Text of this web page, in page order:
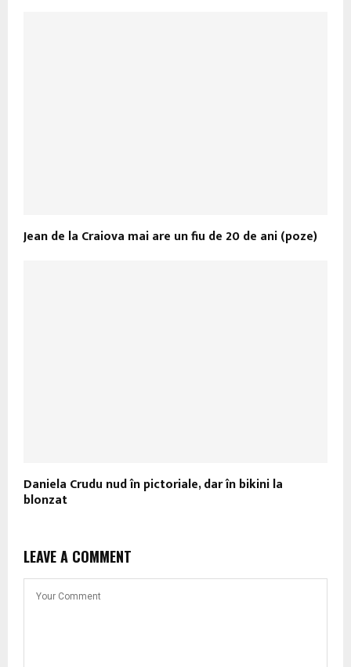
Jean de la Craiova mai are un fiu de 20 de ani (poze)
Daniela Crudu nud în pictoriale, dar în bikini la
blonzat
LEAVE A COMMENT